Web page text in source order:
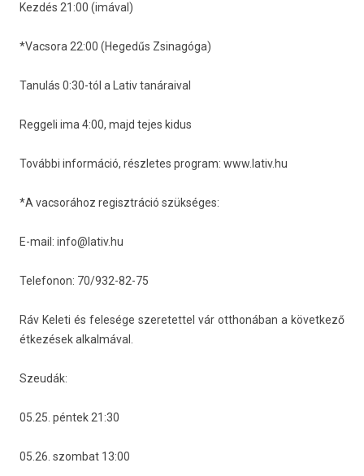
Kezdés 21:00 (imával)
*Vac­sora 22:00 (Hegedűs Zsinagóga)
Tanulás 0:30-tól a Lativ tanáraiv­al
Re­ggeli ima 4:00, majd tejes kidus
További in­for­máció, részletes pro­gram: www.lativ.hu
*A vac­sorához re­gisztráció szükséges:
E-mail: info@lativ.hu
Telefonon: 70/932-82-75
Ráv Keleti és felesége szeretet­tel vár otthonában a követ­kező
étkezések al­kal­máv­al.
Szeudák:
05.25. péntek 21:30
05.26. szom­bat 13:00